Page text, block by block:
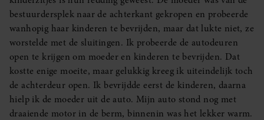
bestuurdersplek naar de achterkant gekropen en probeerde
wanhopig haar kinderen te bevrijden, maar dat lukte niet, ze
worstelde met de sluitingen. Ik probeerde de autodeuren
open te krijgen om moeder en kinderen te bevrijden. Dat
kostte enige moeite, maar gelukkig kreeg ik uiteindelijk toch
de achterdeur open. Ik bevrijdde eerst de kinderen, daarna
hielp ik de moeder uit de auto. Mijn auto stond nog met
draaiende motor in de berm, binnenin was het lekker warm.